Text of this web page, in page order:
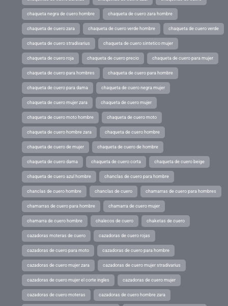
chaqueta negra de cuero hombre chaqueta de cuero zara hombre
chaqueta de cuero zara chaqueta de cuero verde hombre chaqueta de cuero verde
chaqueta de cuero stradivarius chaqueta de cuero sintetico mujer
chaqueta de cuero roja chaqueta de cuero precio chaqueta de cuero para mujer
chaqueta de cuero para hombres chaqueta de cuero para hombre
chaqueta de cuero para dama chaqueta de cuero negra mujer
chaqueta de cuero mujer zara chaqueta de cuero mujer
chaqueta de cuero moto hombre chaqueta de cuero moto
chaqueta de cuero hombre zara chaqueta de cuero hombre
chaqueta de cuero de mujer chaqueta de cuero de hombre
chaqueta de cuero dama chaqueta de cuero corta chaqueta de cuero beige
chaqueta de cuero azul hombre chanclas de cuero para hombre
chanclas de cuero hombre chanclas de cuero chamarras de cuero para hombres
chamarras de cuero para hombre chamarra de cuero mujer
chamarra de cuero hombre chalecos de cuero chaketas de cuero
cazadoras moteras de cuero cazadoras de cuero rojas
cazadoras de cuero para moto cazadoras de cuero para hombre
cazadoras de cuero mujer zara cazadoras de cuero mujer stradivarius
cazadoras de cuero mujer el corte ingles cazadoras de cuero mujer
cazadoras de cuero moteras cazadoras de cuero hombre zara